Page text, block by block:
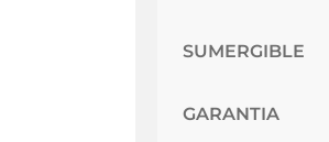
SUMERGIBLE
GARANTIA